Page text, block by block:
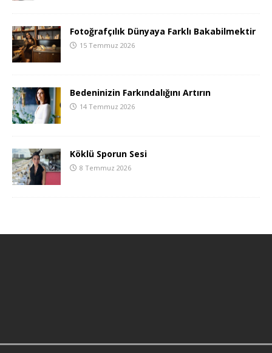
Fotoğrafçılık Dünyaya Farklı Bakabilmektir
15 Temmuz 2026
Bedeninizin Farkındalığını Artırın
14 Temmuz 2026
Köklü Sporun Sesi
8 Temmuz 2026